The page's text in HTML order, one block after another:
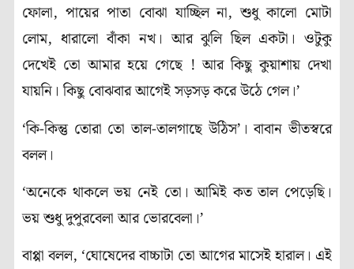
ফোলা, পায়ের পাতা বোঝা যাচ্ছিল না, শুধু কালো মোটা
লোম, ধারালো বাঁকা নখ। আর ঝুলি ছিল একটা। ওটুকু
দেখেই তো আমার হয়ে গেছে ! আর কিছু কুয়াশায় দেখা
যায়নি। কিছু বোঝবার আগেই সড়সড় করে উঠে গেল।’
‘কি-কিন্তু তোরা তো তাল-তালগাছে উঠিস’। বাবান ভীতস্বরে
বলল।
‘অনেকে থাকলে ভয় নেই তো। আমিই কত তাল পেড়েছি।
ভয় শুধু দুপুরবেলা আর ভোরবেলা।’
বাপ্পা বলল, ‘ঘোষেদের বাচ্চাটা তো আগের মাসেই হারাল। এই